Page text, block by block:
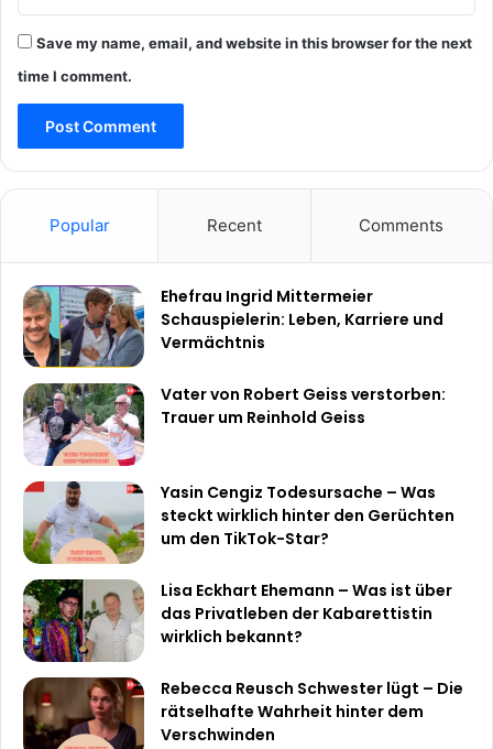
Save my name, email, and website in this browser for the next
time I comment.
Popular Recent Comments
Ehefrau Ingrid Mittermeier
Schauspielerin: Leben, Karriere und
Vermächtnis
Vater von Robert Geiss verstorben:
Trauer um Reinhold Geiss
Yasin Cengiz Todesursache – Was
steckt wirklich hinter den Gerüchten
um den TikTok-Star?
Lisa Eckhart Ehemann – Was ist über
das Privatleben der Kabarettistin
wirklich bekannt?
Rebecca Reusch Schwester lügt – Die
rätselhafte Wahrheit hinter dem
Verschwinden